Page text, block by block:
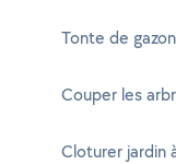
Tonte de
Couper les
Cloturer jardin